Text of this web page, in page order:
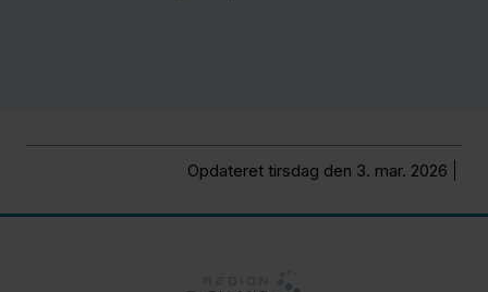
Opdateret tirsdag den 3. mar. 2026